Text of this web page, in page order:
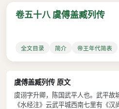
卷五十八 虞傅盖臧列传
全文目录 简介 帝王年代简表
虞傅盖臧列传 原文
虞诩字升卿，陈国武平人也。武平故
《水经注》云武平城西南七里有《汉